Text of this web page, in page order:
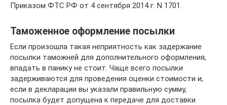
Приказом ФТС РФ от 4 сентября 2014 г. N 1701.
Таможенное оформление посылки
Если произошла такая неприятность как задержание
посылки таможней для дополнительного оформления,
впадать в панику не стоит. Чаще всего посылки
задерживаются для проведения оценки стоимости и,
если в декларации вы указали правильную сумму,
посылка будет допущена к передаче для доставки